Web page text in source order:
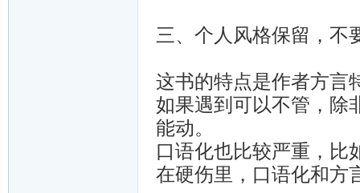
三、个人风格保留，不
这书的特点是作者方言
如果遇到可以不管，除
能动。
口语化也比较严重，比
在硬伤里，口语化和方